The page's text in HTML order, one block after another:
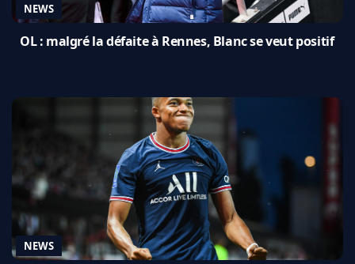
NEWS
OL : malgré la défaite à Rennes, Blanc se veut positif
NEWS